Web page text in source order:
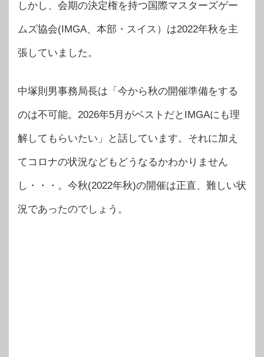
しかし、会期の決定権を持つ国際マスターズゲー
ムズ協会(IMGA、本部・スイス）は2022年秋を主
張していました。
中塚則男事務局長は「今から秋の開催準備をする
のは不可能。2026年5月がベストだとIMGAにも理
解してもらいたい」と話しています。それに加え
てコロナの状況などもどうなるかわかりません
し・・・。今秋(2022年秋)の開催は正直、難しい状
況であったのでしょう。